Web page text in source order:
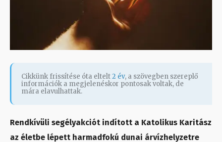
Cikkünk frissítése óta eltelt2 év, a szövegben szereplő
információk a megjelenéskor pontosak voltak, de
mára elavulhattak.
Rendkívüli segélyakciót indított a Katolikus Karitász
az életbe lépett harmadfokú dunai árvízhelyzetre